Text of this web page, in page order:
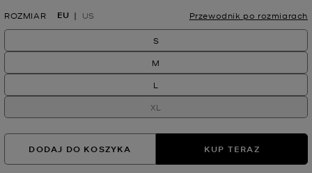
ROZMIAR EU US Przewodnik po rozmiarach
S
M
L
XL
DODAJ DO KOSZYKA KUP TERAZ